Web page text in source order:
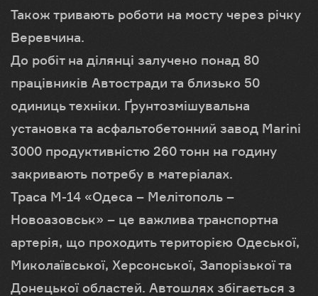
Також тривають роботи на мосту через річку
Веревчина.
До робіт на ділянці залучено понад 80
працівників Автостради та близько 50
одиниць техніки. Ґрунтозмішувальна
установка та асфальтобетонний завод Marini
3000 продуктивністю 260 тонн на годину
закривають потребу в матеріалах.
Траса М-14 «Одеса – Мелітополь –
Новоазовськ» – це важлива транспортна
артерія, що проходить територією Одеської,
Миколаївської, Херсонської, Запорізької та
Донецької областей. Автошлях збігається з